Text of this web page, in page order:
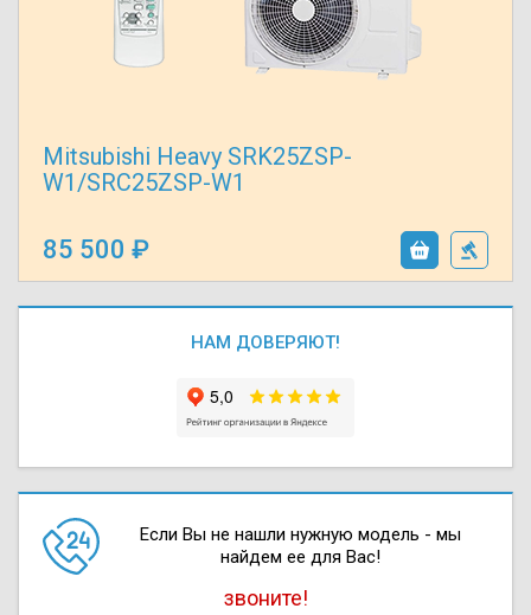
Mitsubishi Heavy SRK25ZSP-
W1/SRC25ZSP-W1
85 500
НАМ ДОВЕРЯЮТ!
Если Вы не нашли нужную модель - мы
найдем ее для Вас!
звоните!